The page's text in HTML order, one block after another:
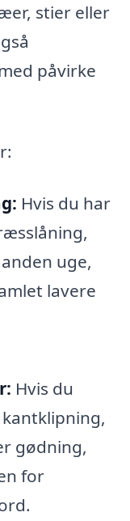
stier eller
påvirke
Hvis du har
uge,
lavere
Hvis du
gødning,
for